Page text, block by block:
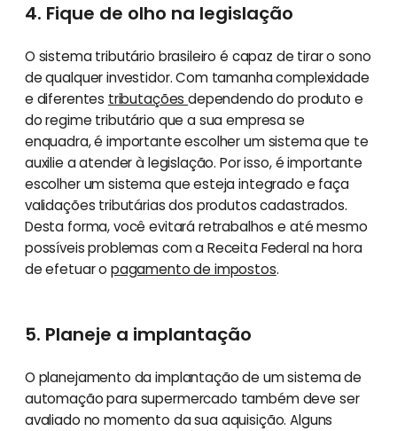
4. Fique de olho na legislação
O sistema tributário brasileiro é capaz de tirar o sono
de qualquer investidor. Com tamanha complexidade
e diferentes tributaçõesdependendo do produto e
do regime tributário que a sua empresa se
enquadra, é importante escolher um sistema que te
auxilie a atender à legislação. Por isso, é importante
escolher um sistema que esteja integrado e faça
validações tributárias dos produtos cadastrados.
Desta forma, você evitará retrabalhos e até mesmo
possíveis problemas com a Receita Federal na hora
de efetuar o pagamento de impostos.
5. Planeje a implantação
O planejamento da implantação de um sistema de
automação para supermercado também deve ser
avaliado no momento da sua aquisição. Alguns